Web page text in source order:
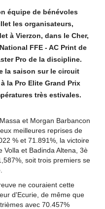
équipe de bénévoles
les organisateurs,
à Vierzon, dans le Cher,
FFE - AC Print de
Pro de la discipline.
la saison sur le circuit
la Pro Elite Grand Prix
très estivales.
et Morgan Barbancon
meilleures reprises de
% et 71.891%, la victoire
Volla et Badinda Altena, 3è
soit trois premiers se
ne couraient cette
d'Ecurie, de même que
avec 70.457%